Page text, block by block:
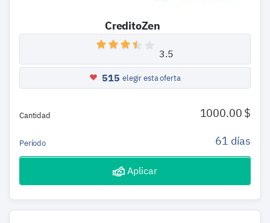
CreditoZen
3.5
515 elegir esta oferta
Cantidad 1000.00 $
Período 61 días
Aplicar